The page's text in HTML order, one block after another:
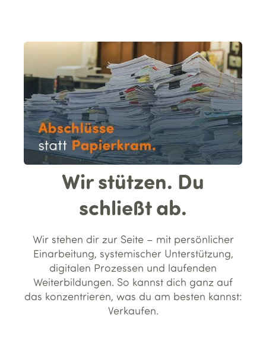
Wir stützen. Du
schließt ab.
Wir stehen dir zur Seite – mit persönlicher
Einarbeitung, systemischer Unterstützung,
digitalen Prozessen und laufenden
Weiterbildungen. So kannst dich ganz auf
das konzentrieren, was du am besten kannst:
Verkaufen.